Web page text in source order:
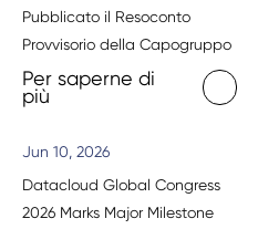
Pubblicato il Resoconto
Provvisorio della Capogruppo
Per saperne di
più
Jun 10, 2026
Datacloud Global Congress
2026 Marks Major Milestone